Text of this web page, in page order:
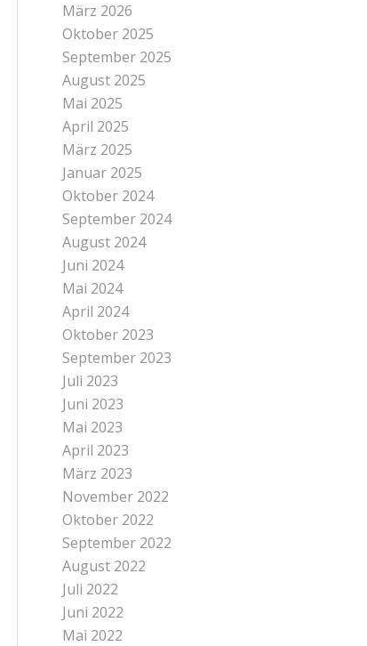
März 2026
Oktober 2025
September 2025
August 2025
Mai 2025
April 2025
März 2025
Januar 2025
Oktober 2024
September 2024
August 2024
Juni 2024
Mai 2024
April 2024
Oktober 2023
September 2023
Juli 2023
Juni 2023
Mai 2023
April 2023
März 2023
November 2022
Oktober 2022
September 2022
August 2022
Juli 2022
Juni 2022
Mai 2022